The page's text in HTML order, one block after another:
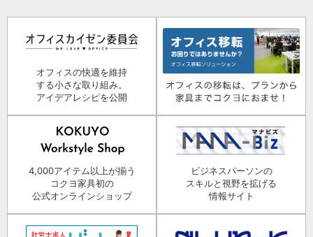
オフィスの快適を維持
する小さな取り組み。
アイデアレシピを公開
4,000アイテム以上が揃う
コクヨ家具初の
公式オンラインショップ
ビジネスパーソンの
スキルと視野を拡げる
情報サイト